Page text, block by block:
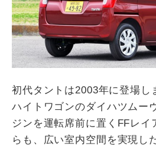
初代タントは2003年に登場し
ハイトワゴンのダイハツムー
ジンを運転席前に置くFFレイ
らも、広い室内空間を実現し